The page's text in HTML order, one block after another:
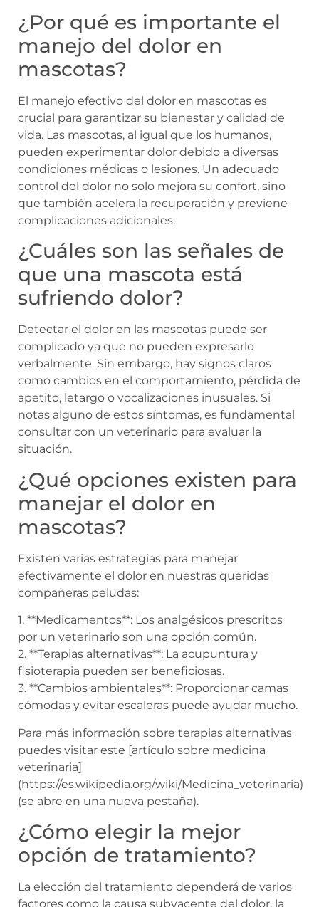
¿Por qué es importante el
manejo del dolor en
mascotas?
El manejo efectivo del dolor en mascotas es
crucial para garantizar su bienestar y calidad de
vida. Las mascotas, al igual que los humanos,
pueden experimentar dolor debido a diversas
condiciones médicas o lesiones. Un adecuado
control del dolor no solo mejora su confort, sino
que también acelera la recuperación y previene
complicaciones adicionales.
¿Cuáles son las señales de
que una mascota está
sufriendo dolor?
Detectar el dolor en las mascotas puede ser
complicado ya que no pueden expresarlo
verbalmente. Sin embargo, hay signos claros
como cambios en el comportamiento, pérdida de
apetito, letargo o vocalizaciones inusuales. Si
notas alguno de estos síntomas, es fundamental
consultar con un veterinario para evaluar la
situación.
¿Qué opciones existen para
manejar el dolor en
mascotas?
Existen varias estrategias para manejar
efectivamente el dolor en nuestras queridas
compañeras peludas:
1. **Medicamentos**: Los analgésicos prescritos
por un veterinario son una opción común.
2. **Terapias alternativas**: La acupuntura y
fisioterapia pueden ser beneficiosas.
3. **Cambios ambientales**: Proporcionar camas
cómodas y evitar escaleras puede ayudar mucho.
Para más información sobre terapias alternativas
puedes visitar este [artículo sobre medicina
veterinaria]
(https://es.wikipedia.org/wiki/Medicina_veterinaria)
(se abre en una nueva pestaña).
¿Cómo elegir la mejor
opción de tratamiento?
La elección del tratamiento dependerá de varios
factores como la causa subyacente del dolor, la